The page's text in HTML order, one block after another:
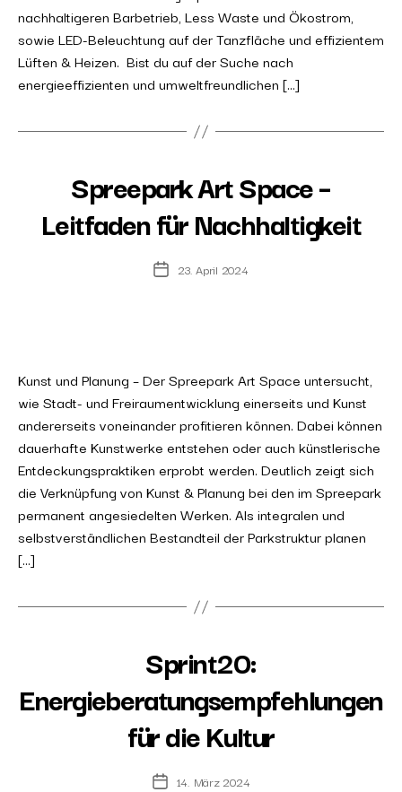
nachhaltigeren Barbetrieb, Less Waste und Ökostrom,
sowie LED-Beleuchtung auf der Tanzfläche und effizientem
Lüften & Heizen. Bist du auf der Suche nach
energieeffizienten und umweltfreundlichen […]
Spreepark Art Space –
Leitfaden für Nachhaltigkeit
Post23. April 2024
Kunst und Planung – Der Spreepark Art Space untersucht,
wie Stadt- und Freiraumentwicklung einerseits und Kunst
andererseits voneinander profitieren können. Dabei können
dauerhafte Kunstwerke entstehen oder auch künstlerische
Entdeckungspraktiken erprobt werden. Deutlich zeigt sich
die Verknüpfung von Kunst & Planung bei den im Spreepark
permanent angesiedelten Werken. Als integralen und
selbstverständlichen Bestandteil der Parkstruktur planen
[…]
Sprint20:
Energieberatungsempfehlungen
für die Kultur
Post14. März 2024